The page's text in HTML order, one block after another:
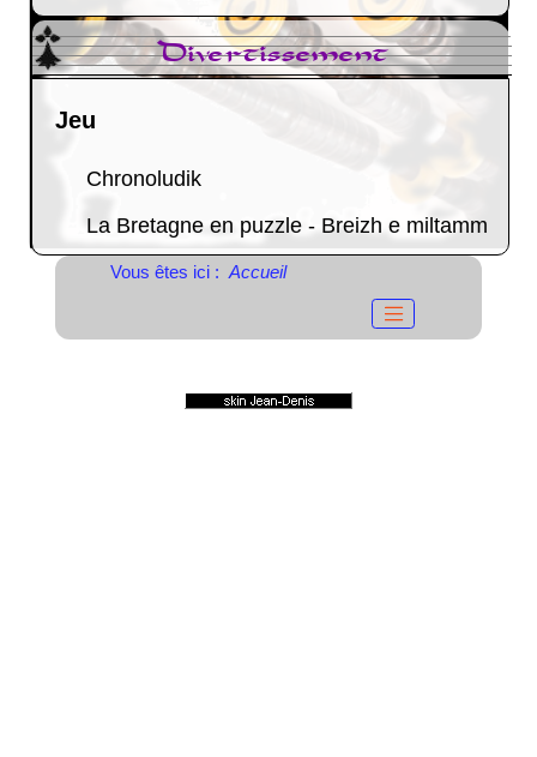
Divertissement
Jeu
Chronoludik
La Bretagne en puzzle - Breizh e miltamm
Vous êtes ici : Accueil